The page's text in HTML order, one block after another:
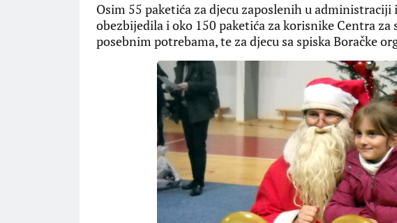
Osim 55 paketića za djecu zaposlenih u
obezbijedila i oko 150 paketića za korisnike Centra
posebnim potrebama, te za djecu sa spiska Boračke